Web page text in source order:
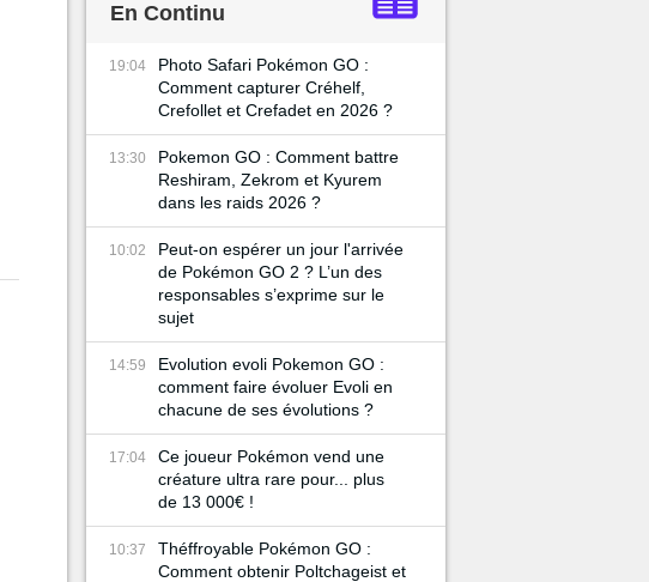
En Continu
19:04
Photo Safari Pokémon GO :
Comment capturer Créhelf,
Crefollet et Crefadet en 2026 ?
13:30
Pokemon GO : Comment battre
Reshiram, Zekrom et Kyurem
dans les raids 2026 ?
10:02
Peut-on espérer un jour l'arrivée
de Pokémon GO 2 ? L’un des
responsables s’exprime sur le
sujet
14:59
Evolution evoli Pokemon GO :
comment faire évoluer Evoli en
chacune de ses évolutions ?
17:04
Ce joueur Pokémon vend une
créature ultra rare pour... plus
de 13 000€ !
10:37
Théffroyable Pokémon GO :
Comment obtenir Poltchageist et